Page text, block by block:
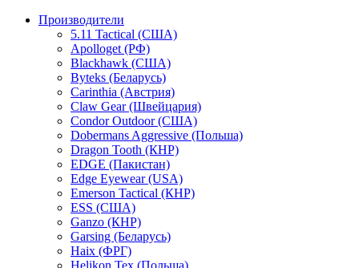
Производители
5.11 Tactical (США)
Apolloget (РФ)
Blackhawk (США)
Byteks (Беларусь)
Carinthia (Австрия)
Claw Gear (Швейцария)
Condor Outdoor (США)
Dobermans Aggressive (Польша)
Dragon Tooth (КНР)
EDGE (Пакистан)
Edge Eyewear (USA)
Emerson Tactical (КНР)
ESS (США)
Ganzo (КНР)
Garsing (Беларусь)
Haix (ФРГ)
Helikon Tex (Польша)